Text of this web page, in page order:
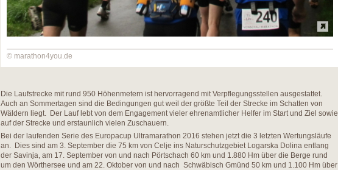
© marathon4you.de
Die Laufstrecke mit rund 950 Höhenmetern ist hervorragend mit Verpflegungsstellen ausgestattet.
Auch an Sommertagen sind die Bedingungen gut weil der größte Teil der Strecke im Schatten von
Wäldern liegt. Der Lauf lebt von dem Engagement vieler ehrenamtlicher Helfer im Start und Ziel sowie
auf der Strecke und erstaunlich vielen Zuschauern.
Bei der laufenden Serie des Europacup Ultramarathon 2016 stehen jetzt die 3 letzten Wertungsläufe
an. Dies sind am 3. September die 75 km von Celje ins Naturschutzgebiet Logarska Dolina entlang
der Savinja, am 17. September von und nach Pörtschach 60 km und 1.880 Hm über die Berge rund
um den Wörthersee und am 22. Oktober von und nach Schwäbisch Gmünd 50 km und 1.100 Hm über